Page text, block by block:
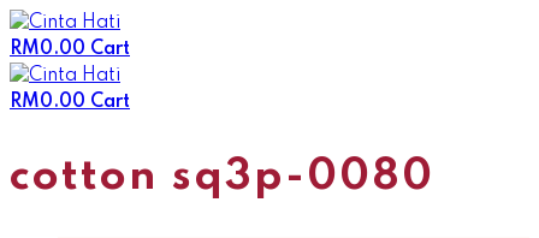
Skip
to
content
RM0.00 Cart
RM0.00 Cart
cotton sq3p-0080